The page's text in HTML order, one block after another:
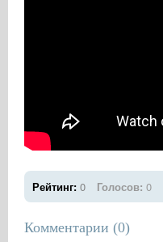
Рейтинг: 0 Голосов: 0
Комментарии (0)